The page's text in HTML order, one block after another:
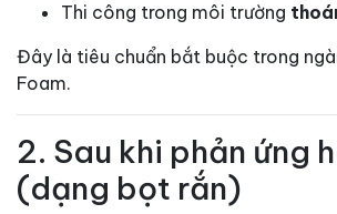
Thi công trong môi trường
Đây là tiêu chuẩn bắt buộc trong
Foam.
2. Sau khi phản ứng
(dạng bọt rắn)